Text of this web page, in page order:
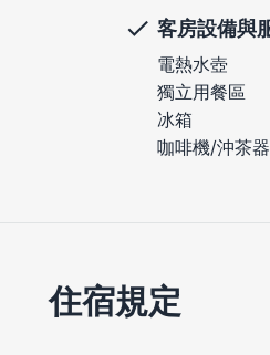
客房設備與
電熱水壺
獨立用餐區
冰箱
咖啡機/沖茶器
住宿規定